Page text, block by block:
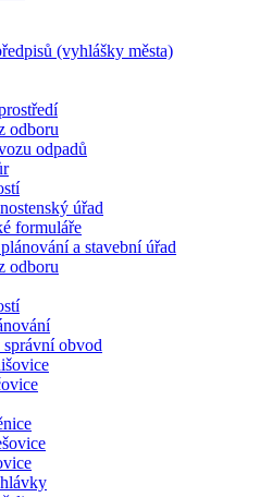
(vyhlášky města)
odboru
odpadů
úřad
formuláře
a stavební úřad
odboru
obvod